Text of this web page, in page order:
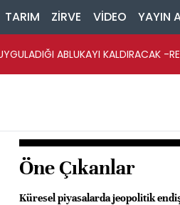
TARIM ZİRVE VİDEO YAYIN
ABLUKAYI KALDIRACAK -
Öne Çıkanlar
Küresel piyasalarda jeopolitik